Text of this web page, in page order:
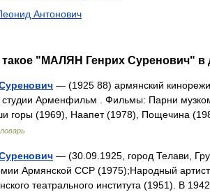
Антонович
"МАЛЯН Генрих Суренович" в
— (1925 88) армянский
студии Арменфильм . Фильмы: Парни
горы (1969), Наапет (1978), Пощечина
— (30.09.1925, город Телави,
Армянской ССР (1975);Народный
театрального института (1951). В